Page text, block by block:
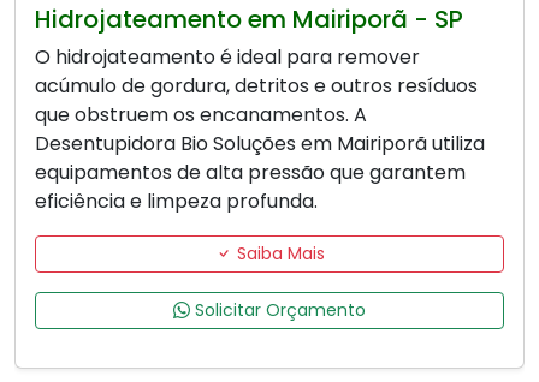
Hidrojateamento em Mairiporã - SP
O hidrojateamento é ideal para remover
acúmulo de gordura, detritos e outros resíduos
que obstruem os encanamentos. A
Desentupidora Bio Soluções em Mairiporã utiliza
equipamentos de alta pressão que garantem
eficiência e limpeza profunda.
Saiba Mais
Solicitar Orçamento